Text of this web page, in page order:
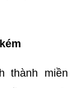
thành miền